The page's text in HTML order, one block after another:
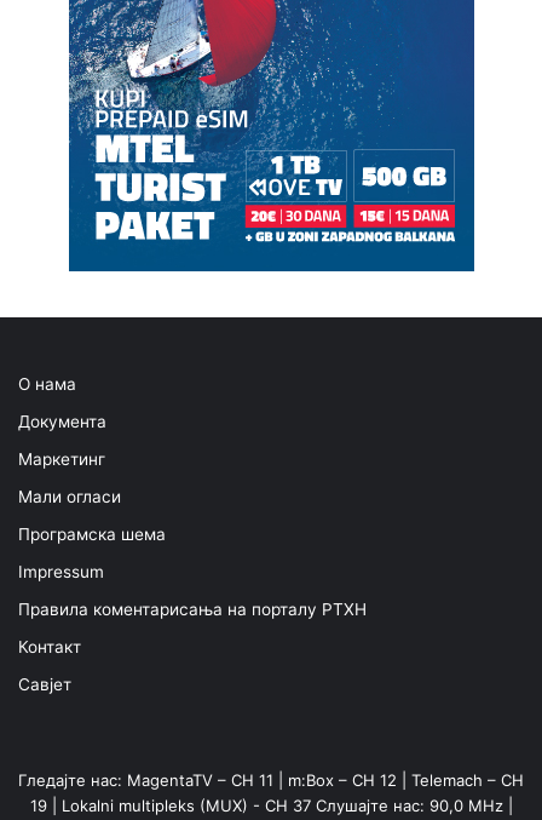
О нама
Документа
Маркетинг
Мали огласи
Програмска шема
Impressum
Правила коментарисања на порталу РТХН
Контакт
Савјет
Гледајте нас: MagentaTV – CH 11 | m:Box – CH 12 | Telemach – CH
19 | Lokalni multipleks (MUX) - CH 37 Слушајте нас: 90,0 MHz |